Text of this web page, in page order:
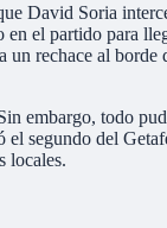
David Soria
el partido para
un rechace al borde
embargo, todo
segundo del
locales.